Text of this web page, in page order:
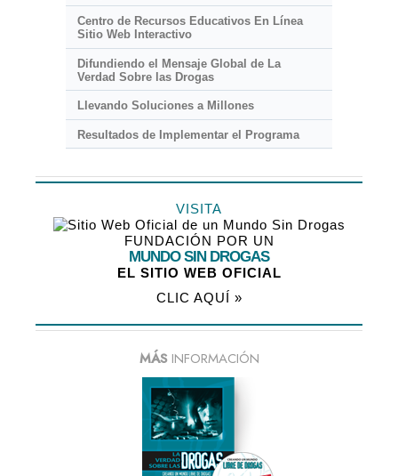
Centro de Recursos Educativos En Línea
Sitio Web Interactivo
Difundiendo el Mensaje Global de La
Verdad Sobre las Drogas
Llevando Soluciones a Millones
Resultados de Implementar el Programa
VISITA
FUNDACIÓN POR UN
MUNDO SIN DROGAS
EL SITIO WEB OFICIAL
CLIC AQUÍ »
MÁSINFORMACIÓN